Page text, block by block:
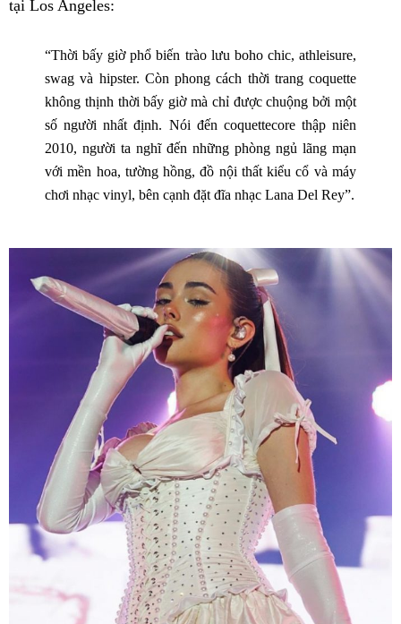
tại Los Angeles:
“Thời bấy giờ phổ biến trào lưu boho chic, athleisure,
swag và hipster. Còn phong cách thời trang coquette
không thịnh thời bấy giờ mà chỉ được chuộng bởi một
số người nhất định. Nói đến coquettecore thập niên
2010, người ta nghĩ đến những phòng ngủ lãng mạn
với mền hoa, tường hồng, đồ nội thất kiểu cổ và máy
chơi nhạc vinyl, bên cạnh đặt đĩa nhạc Lana Del Rey”.